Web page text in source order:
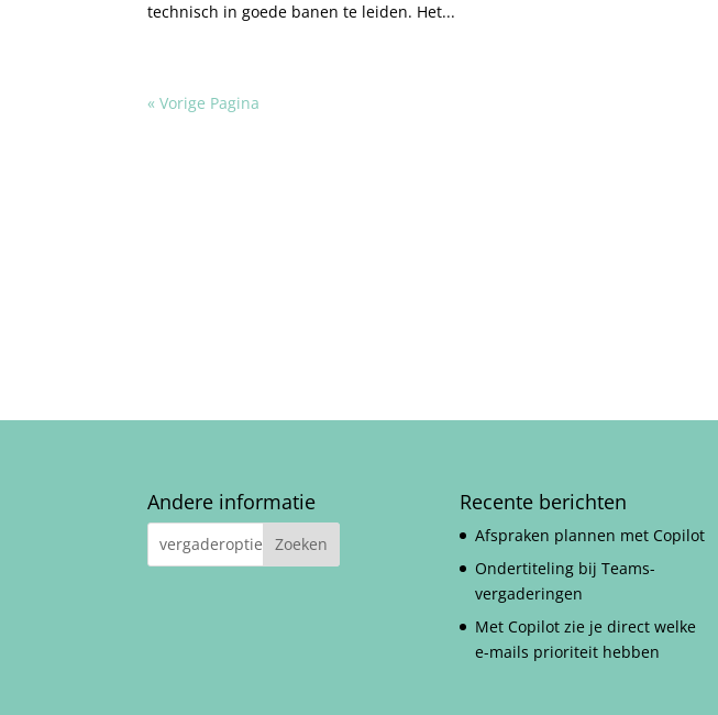
technisch in goede banen te leiden. Het...
« Vorige Pagina
Andere informatie Recente berichten
Afspraken plannen met Copilot
Ondertiteling bij Teams-
vergaderingen
Met Copilot zie je direct welke
e-mails prioriteit hebben